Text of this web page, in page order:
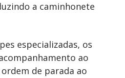
a caminhonete
especializadas, os
ao
de parada ao